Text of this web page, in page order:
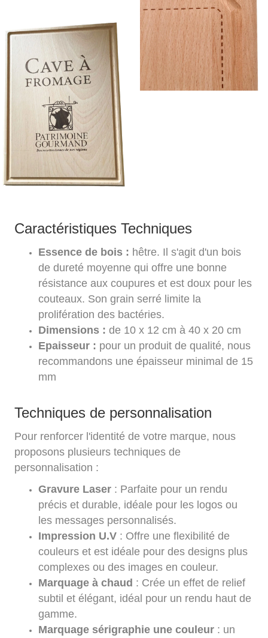
Caractéristiques Techniques
Essence de bois : hêtre. Il s'agit d'un bois
de dureté moyenne qui offre une bonne
résistance aux coupures et est doux pour les
couteaux. Son grain serré limite la
prolifération des bactéries.
Dimensions : de 10 x 12 cm à 40 x 20 cm
Epaisseur : pour un produit de qualité, nous
recommandons une épaisseur minimal de 15
mm
Techniques de personnalisation
Pour renforcer l'identité de votre marque, nous
proposons plusieurs techniques de
personnalisation :
Gravure Laser : Parfaite pour un rendu
précis et durable, idéale pour les logos ou
les messages personnalisés.
Impression U.V : Offre une flexibilité de
couleurs et est idéale pour des designs plus
complexes ou des images en couleur.
Marquage à chaud : Crée un effet de relief
subtil et élégant, idéal pour un rendu haut de
gamme.
Marquage sérigraphie une couleur : un